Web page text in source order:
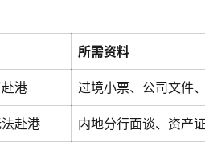
所需资料
港 过境小票、公司文件
赴港 内地分行面谈、资产